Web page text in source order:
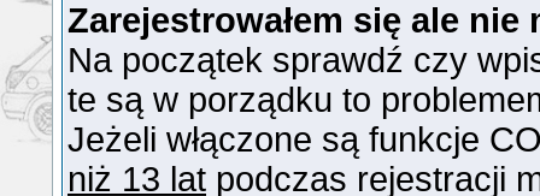
Zarejestrowałem się ale
Na początek sprawdź czy
te są w porządku to
Jeżeli włączone są funkcje
niż 13 lat podczas rejestracji